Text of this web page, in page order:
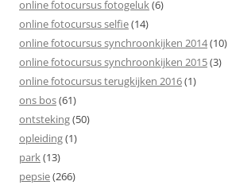
online fotocursus fotogeluk(6)
online fotocursus selfie(14)
online fotocursus synchroonkijken 2014(10)
online fotocursus synchroonkijken 2015(3)
online fotocursus terugkijken 2016(1)
ons bos(61)
ontsteking(50)
opleiding(1)
park(13)
pepsie(266)